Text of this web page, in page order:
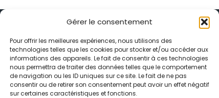
Gérer le consentement
Pour offrir les meilleures expériences, nous utilisons des
technologies telles que les cookies pour stocker et/ou accéder aux
informations des appareils. Le fait de consentir à ces technologies
nous permettra de traiter des données telles que le comportement
de navigation ou les ID uniques sur ce site. Le fait de ne pas
consentir ou de retirer son consentement peut avoir un effet négatif
sur certaines caractéristiques et fonctions.
Alternative Média est une agence de relations presse et de
relations publiques basée à Grenoble. Depuis 1995, elle conçoit et
pilote des stratégies de visibilité en France et à l’international
grâce à un réseau d’agences partenaires.